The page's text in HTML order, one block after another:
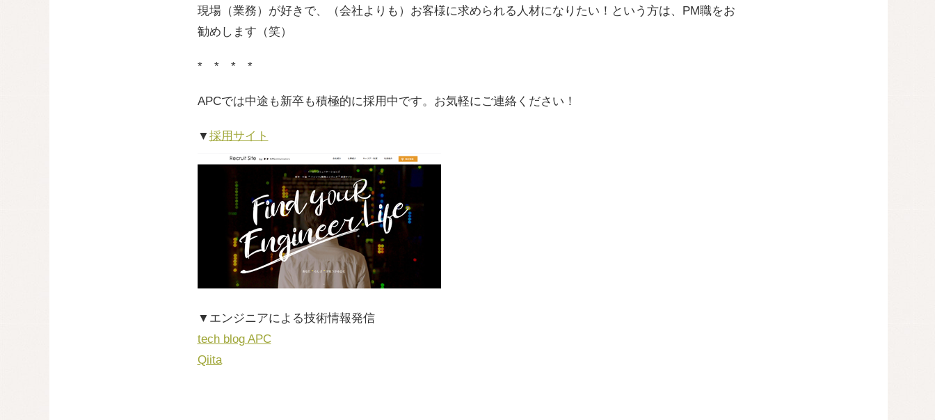
現場（業務）が好きで、（会社よりも）お客様に求められる人材になりたい！という方は、PM職をお
勧めします（笑）
* * * *
APCでは中途も新卒も積極的に採用中です。お気軽にご連絡ください！
▼採用サイト
▼エンジニアによる技術情報発信
tech blog APC
Qiita